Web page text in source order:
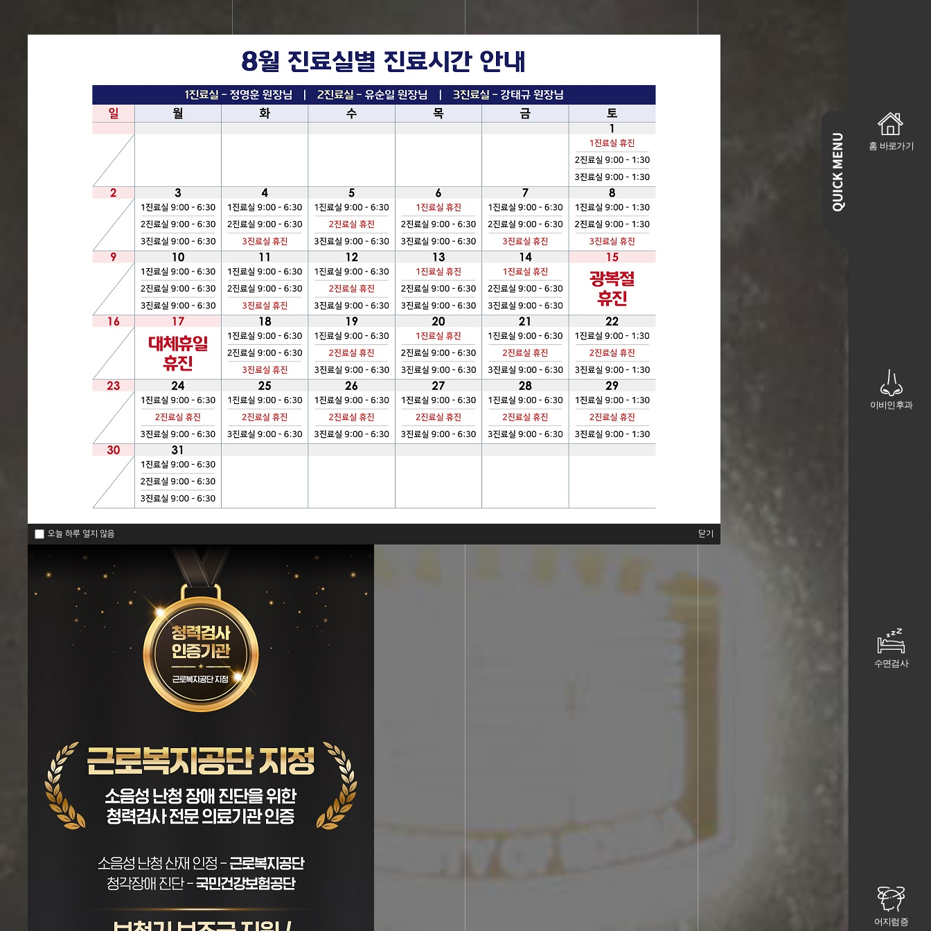
오늘 하루 열지 않음 닫기
국가보훈부 위탁지정병원 근로복지공단 지정 소음성 난청 청력검사 전문 의료기관
홈 바로가기
이비인후과
수면검사
어지럼증